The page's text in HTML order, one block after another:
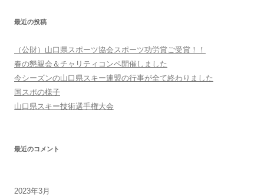
最近の投稿
（公財）山口県スポーツ協会スポーツ功労賞ご受賞！！
春の懇親会＆チャリティコンペ開催しました
今シーズンの山口県スキー連盟の行事が全て終わりました
国スポの様子
山口県スキー技術選手権大会
最近のコメント
2023年3月